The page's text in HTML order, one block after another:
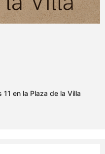
en la Plaza de la Villa